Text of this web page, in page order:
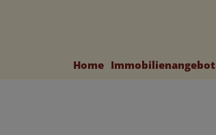
Home Immobilienangebot